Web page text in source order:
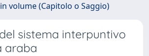
volume (Capitolo o Saggio)
sistema interpuntivo
araba